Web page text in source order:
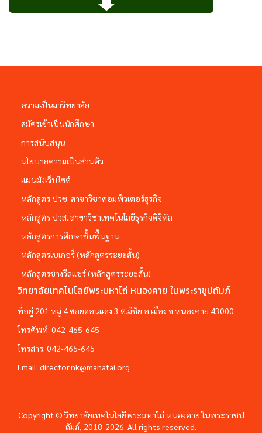
ความเป็นมาวิทยาลัย
สมัครเข้าเป็นนักศึกษา
การสนับสนุน
นโยบายความเป็นส่วนตัว
แผนผังเว็บไซต์
หลักสูตร ปวช. สาขาวิชาคอมพิวเตอร์ธุรกิจ
หลักสูตร ปวส. สาขาวิชาเทคโนโลยีธุรกิจดิจิทัล
หลักสูตรการศึกษาชั้นพื้นฐาน
หลักสูตรเบเกอรี่ (หลักสูตรระยะสั้น)
หลักสูตรช่างวีลแชร์ (หลักสูตรระยะสั้น)
วิทยาลัยเทคโนโลยีพระมหาไถ่ หนองคาย ในพระราชูปถัมภ์
ที่อยู่ 201 หมู่ 4 ซอยดอนแดง 3 ต.มีชัย อ.เมือง จ.หนองคาย 43000
โทรศัพท์: 042-465-645
โทรสาร: 042-465-645
Email: director.nk@mahatai.org
Copyright © วิทยาลัยเทคโนโลยีพระมหาไถ่ หนองคาย ในพระราชป
ถัมภ์, 2018-2026. All rights reserved.